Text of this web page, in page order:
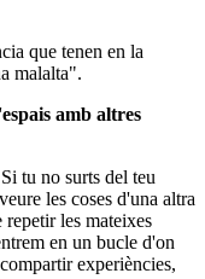
que tenen en la
malalta".
amb altres
tu no surts del teu
les coses d'una altra
les mateixes
en un bucle d'on
experiències,